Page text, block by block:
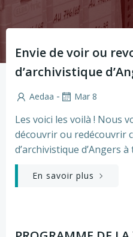
Envie de voir ou
d’archivistique
Aedaa - Mar 8
Les voici les voilà ! Nous
découvrir ou redécouvrir
d’archivistique d’Angers
En savoir plus